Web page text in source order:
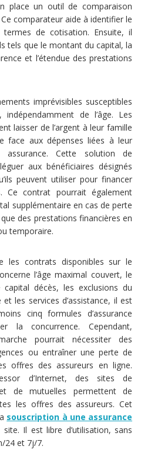
place un outil de comparaison
comparateur aide à identifier le
de cotisation. Ensuite, il
tels que le montant du capital, la
et l’étendue des prestations
imprévisibles susceptibles
de l’âge. Les
laisser de l’argent à leur famille
face aux dépenses liées à leur
Cette solution de
aux bénéficiaires désignés
peuvent utiliser pour financer
Ce contrat pourrait également
supplémentaire en cas de perte
des prestations financières en
temporaire.
les contrats disponibles sur le
l’âge maximal couvert, le
décès, les exclusions du
les services d’assistance, il est
cinq formules d’assurance
la concurrence. Cependant,
pourrait nécessiter des
ou entraîner une perte de
offres des assureurs en ligne.
d’Internet, des sites de
et de mutuelles permettent de
les offres des assureurs. Cet
souscription à une assurance
Il est libre d’utilisation, sans
24 et 7j/7.